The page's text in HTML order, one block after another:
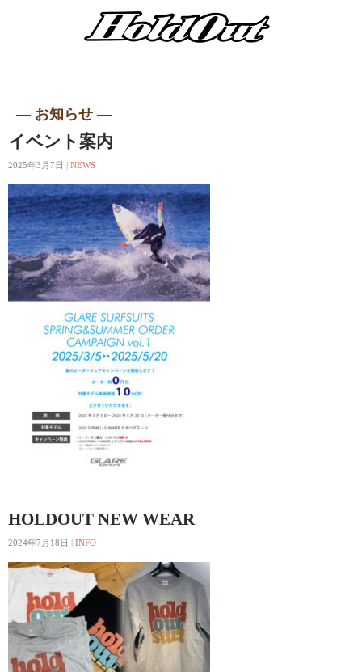
― お知らせ ―
イベント案内
2025年3月7日 | NEWS
HOLDOUT NEW WEAR
2024年7月18日 | INFO